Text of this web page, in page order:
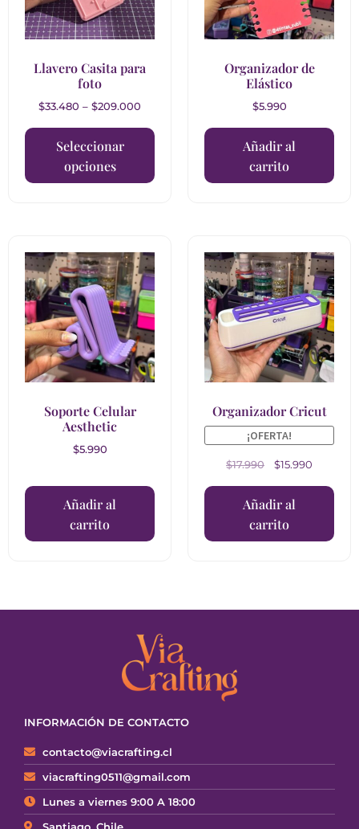
Llavero Casita para
foto
$33.480 – $209.000
Seleccionar
opciones
Organizador de
Elástico
$5.990
Añadir al
carrito
Soporte Celular
Aesthetic
$5.990
Añadir al
carrito
Organizador Cricut
¡OFERTA!
$17.990 $15.990
Añadir al
carrito
INFORMACIÓN DE CONTACTO
contacto@viacrafting.cl
viacrafting0511@gmail.com
Lunes a viernes 9:00 A 18:00